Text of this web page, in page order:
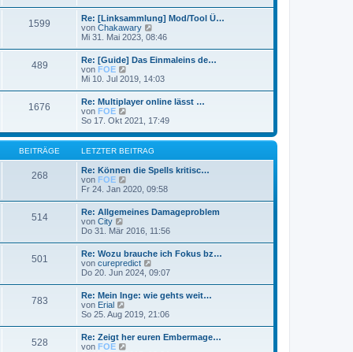
r
a
g
B
e
i
t
r
a
g
t
e
r
B
e
t
r
a
g
1599
Re: [Linksammlung] Mod/Tool Ü…
von Chakawary
e
e
s
e
r
B
i
t
r
a
g
Mi 31. Mai 2023, 08:46
489
Re: [Guide] Das Einmaleins de…
von FOE
e
s
t
e
r
B
e
i
t
a
g
Mi 10. Jul 2019, 14:03
1676
Re: Multiplayer online lässt …
von FOE
e
e
s
e
r
B
e
i
t
a
g
So 17. Okt 2021, 17:49
BEITRÄGE LETZTER BEITRAG
268
Re: Können die Spells kritisc…
von FOE
e
e
s
t
e
r
B
e
i
t
r
a
g
Fr 24. Jan 2020, 09:58
514
Re: Allgemeines Damageproblem
von City
e
e
s
t
e
r
B
e
i
t
r
a
Do 31. Mär 2016, 11:56
501
Re: Wozu brauche ich Fokus bz…
von curepredict
e
e
s
t
e
r
B
Do 20. Jun 2024, 09:07
783
Re: Mein Inge: wie gehts weit…
von Erial
e
s
So 25. Aug 2019, 21:06
528
Re: Zeigt her euren Embermage…
von FOE